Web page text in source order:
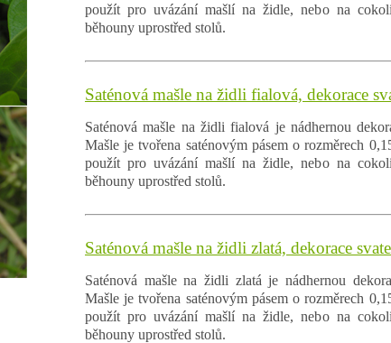
použít pro uvázání mašlí na židle, nebo na
běhouny uprostřed stolů.
Saténová mašle na židli fialová, dekorace
Saténová mašle na židli fialová je nádhernou
Mašle je tvořena saténovým pásem o rozměrech
použít pro uvázání mašlí na židle, nebo na
běhouny uprostřed stolů.
Saténová mašle na židli zlatá, dekorace
Saténová mašle na židli zlatá je nádhernou
Mašle je tvořena saténovým pásem o rozměrech
použít pro uvázání mašlí na židle, nebo na
běhouny uprostřed stolů.